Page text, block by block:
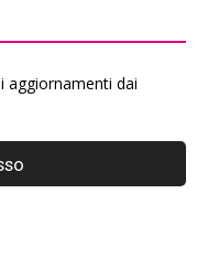
aggiornamenti dai